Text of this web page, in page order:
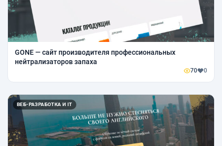
GONE — сайт производителя профессиональных
нейтрализаторов запаха
70 0
ВЕБ-РАЗРАБОТКА И IT